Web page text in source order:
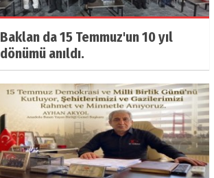
Baklan da 15 Temmuz'un 10 yıl
dönümü anıldı.